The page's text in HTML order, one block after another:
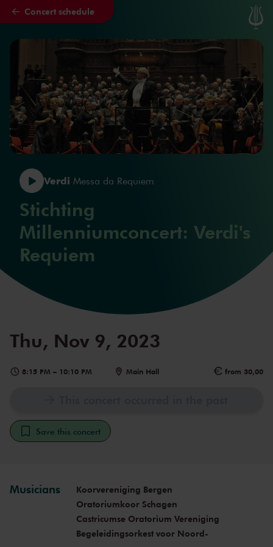
Skip to main content
Concert schedule
Verdi Messa da Requiem
Stichting
Millenniumconcert: Verdi's
Requiem
Thu, Nov 9, 2023
8:15 PM – 10:10 PM Main Hall from 30,00
Save this concert
Musicians
Koorvereniging Bergen
Oratoriumkoor Schagen
Castricumse Oratorium Vereniging
Begeleidingsorkest voor Noord-